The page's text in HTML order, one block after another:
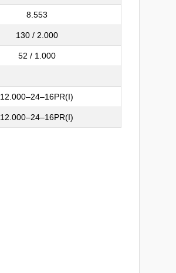
8.553
130 / 2.000
52 / 1.000
12.000–24–16PR(I)
12.000–24–16PR(I)